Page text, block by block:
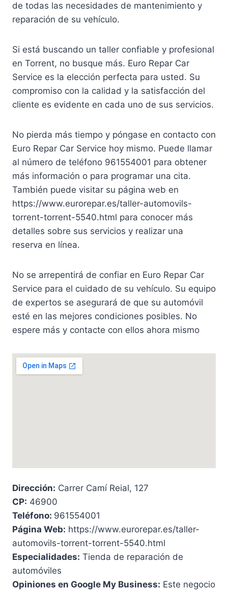
de todas las necesidades de mantenimiento y
reparación de su vehículo.
Si está buscando un taller confiable y profesional
en Torrent, no busque más. Euro Repar Car
Service es la elección perfecta para usted. Su
compromiso con la calidad y la satisfacción del
cliente es evidente en cada uno de sus servicios.
No pierda más tiempo y póngase en contacto con
Euro Repar Car Service hoy mismo. Puede llamar
al número de teléfono 961554001 para obtener
más información o para programar una cita.
También puede visitar su página web en
https://www.eurorepar.es/taller-automovils-
torrent-torrent-5540.html para conocer más
detalles sobre sus servicios y realizar una
reserva en línea.
No se arrepentirá de confiar en Euro Repar Car
Service para el cuidado de su vehículo. Su equipo
de expertos se asegurará de que su automóvil
esté en las mejores condiciones posibles. No
espere más y contacte con ellos ahora mismo
Dirección: Carrer Camí Reial, 127
CP: 46900
Teléfono: 961554001
Página Web: https://www.eurorepar.es/taller-
automovils-torrent-torrent-5540.html
Especialidades: Tienda de reparación de
automóviles
Opiniones en Google My Business: Este negocio